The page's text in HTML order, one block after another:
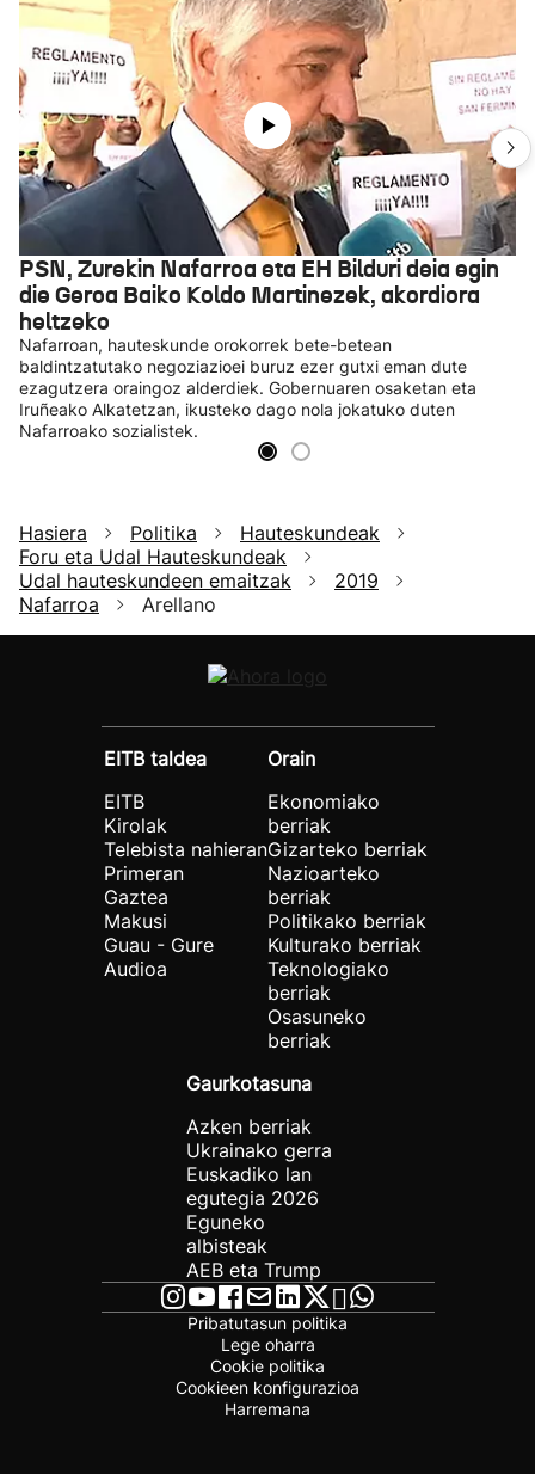
PSN, Zurekin Nafarroa eta EH Bilduri deia egin
die Geroa Baiko Koldo Martinezek, akordiora
heltzeko
Nafarroan, hauteskunde orokorrek bete-betean
baldintzatutako negoziazioei buruz ezer gutxi eman dute
ezagutzera oraingoz alderdiek. Gobernuaren osaketan eta
Iruñeako Alkatetzan, ikusteko dago nola jokatuko duten
Nafarroako sozialistek.
Hasiera Politika
Hauteskundeak
Foru eta Udal Hauteskundeak
Udal hauteskundeen emaitzak
2019
Nafarroa
Arellano
EITB taldea
EITB
Kirolak
Telebista nahieran
Primeran
Gaztea
Makusi
Guau - Gure
Audioa
Orain
Ekonomiako
berriak
Gizarteko berriak
Nazioarteko
berriak
Politikako berriak
Kulturako berriak
Teknologiako
berriak
Osasuneko
berriak
Gaurkotasuna
Azken berriak
Ukrainako gerra
Euskadiko lan
egutegia 2026
Eguneko
albisteak
AEB eta Trump
Pribatutasun politika
Lege oharra
Cookie politika
Cookieen konfigurazioa
Harremana